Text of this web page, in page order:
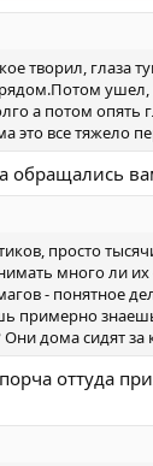
творил, глаза
ушел,
а потом опять
это все тяжело
обращались
просто
много ли
- понятное
примерно
дома сидят
оттуда